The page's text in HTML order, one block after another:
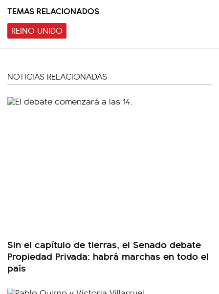
TEMAS RELACIONADOS
REINO UNIDO
NOTICIAS RELACIONADAS
Sin el capítulo de tierras, el Senado debate
Propiedad Privada: habrá marchas en todo el
país